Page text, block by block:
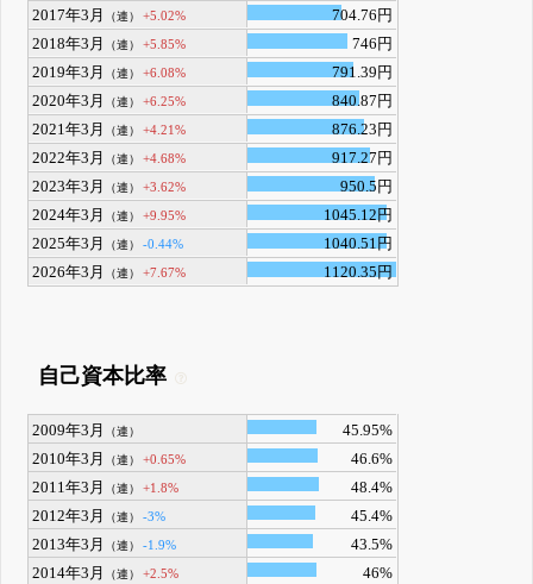
2017年3月
（連） +5.02%
704.76円
2018年3月
（連） +5.85%
746円
2019年3月
（連） +6.08%
791.39円
2020年3月
（連） +6.25%
840.87円
2021年3月
（連） +4.21%
876.23円
2022年3月
（連） +4.68%
917.27円
2023年3月
（連） +3.62%
950.5円
2024年3月
（連） +9.95%
1045.12円
2025年3月
（連） -0.44%
1040.51円
2026年3月
（連） +7.67% 1120.35円
自己資本比率
2009年3月 （連）
45.95%
2010年3月
（連） +0.65%
46.6%
2011年3月
（連） +1.8%
48.4%
2012年3月
（連） -3%
45.4%
2013年3月
（連） -1.9%
43.5%
2014年3月
（連） +2.5%
46%